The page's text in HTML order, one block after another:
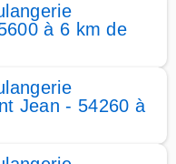
à 6 km de
Jean - 54260 à